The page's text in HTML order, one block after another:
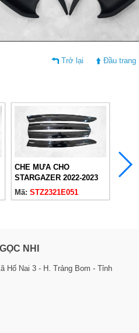
Trở lại Đầu trang
CHE MƯA CHO
STARGAZER 2022-2023
ĐEN CHỮ TRẮNG
Mã: STZ2321E051
NHI
Hố Nai 3 - H. Trảng Bom - Tỉnh